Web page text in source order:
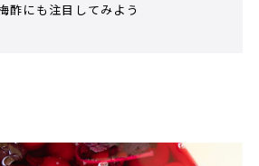
酢にも注目してみよう